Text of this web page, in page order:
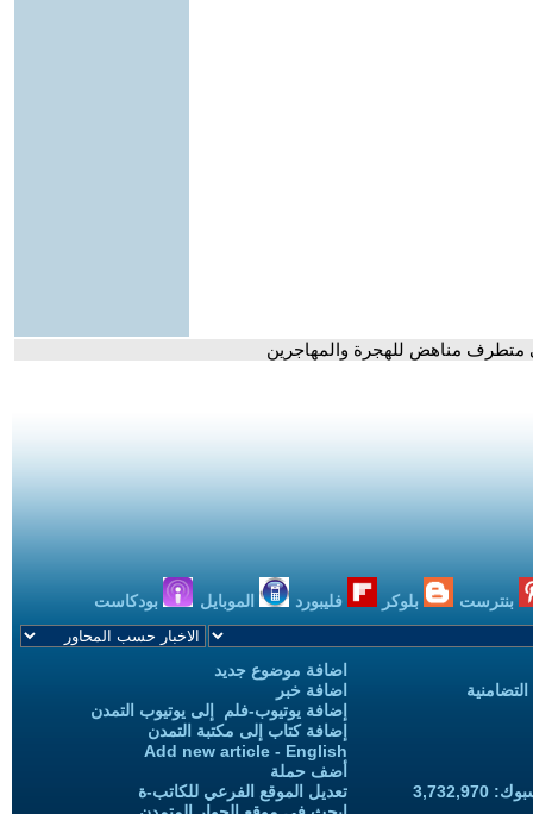
متطرف مناهض للهجرة والمهاجرين
بنترست بلوكر فليبورد الموبايل بودكاست
اضافة موضوع جديد
اضافة خبر
إضافة يوتيوب-فلم إلى يوتيوب التمدن
إضافة كتاب إلى مكتبة التمدن
Add new article - English
أضف حملة
تعديل الموقع الفرعي للكاتب-ة